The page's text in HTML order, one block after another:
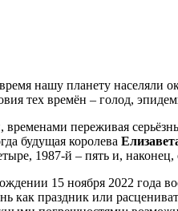
нашу планету населяли
тех времён – голод,
переживая
будущая королева
1987-й – пять и,
15 ноября 2022 года
как праздник или